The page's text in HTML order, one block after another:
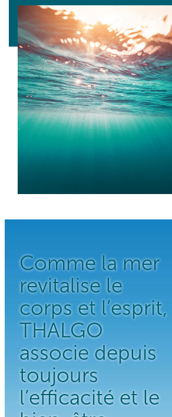
Comme la mer
revitalise le
corps et l’esprit,
THALGO
associe depuis
toujours
l’efficacité et le